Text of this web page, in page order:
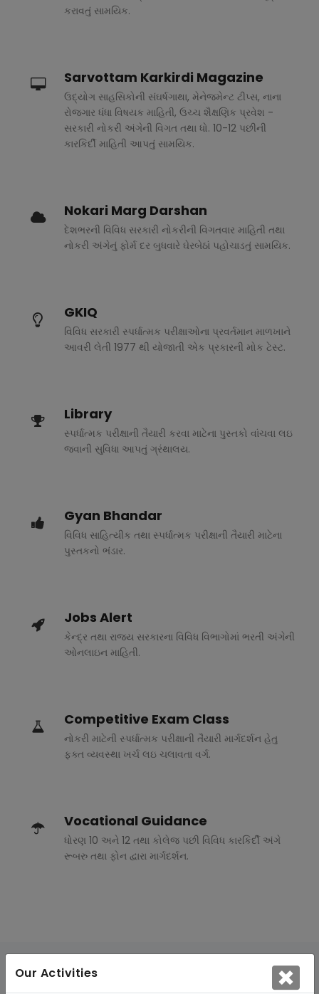
Our Activities
કરાવતું સામયિક.
Sarvottam Karkirdi Magazine
ઉદ્યોગ સાહસિકોની સંઘર્ષગાથા, મેનેજમેન્ટ ટીપ્સ, નાના
રોજગાર ધંધા વિષયક માહિતી, ઉચ્ચ શૈક્ષણિક પ્રવેશ -
સરકારી નોકરી અંગેની વિગત તથા ધો. 10-12 પછીની
કારકિર્દી માહિતી આપતું સામયિક.
Nokari Marg Darshan
દેશભરની વિવિધ સરકારી નોકરીની વિગતવાર માહિતી તથા
નોકરી અંગેનું ફોર્મ દર બુધવારે ઘેરબેઠાં પહોચાડતું સામયિક.
GKIQ
વિવિધ સરકારી સ્પર્ધાત્મક પરીક્ષાઓના પ્રવર્તમાન માળખાને
આવરી લેતી 1977 થી યોજાતી એક પ્રકારની મોક ટેસ્ટ.
Library
સ્પર્ધાત્મક પરીક્ષાની તૈયારી કરવા માટેના પુસ્તકો વાંચવા લઇ
જવાની સુવિધા આપતું ગ્રંથાલય.
Gyan Bhandar
વિવિધ સાહિત્યીક તથા સ્પર્ધાત્મક પરીક્ષાની તૈયારી માટેના
પુસ્તકનો ભંડાર.
Jobs Alert
કેન્દ્ર તથા રાજ્ય સરકારના વિવિધ વિભાગોમાં ભરતી અંગેની
ઓનલાઇન માહિતી.
Competitive Exam Class
નોકરી માટેની સ્પર્ધાત્મક પરીક્ષાની તૈયારી માર્ગદર્શન હેતુ
ફક્ત વ્યવસ્થા ખર્ચ લઇ ચલાવતા વર્ગ.
Vocational Guidance
ધોરણ 10 અને 12 તથા કોલેજ પછી વિવિધ કારકિર્દી અંગે
રૂબરુ તથા ફોન દ્વારા માર્ગદર્શન.